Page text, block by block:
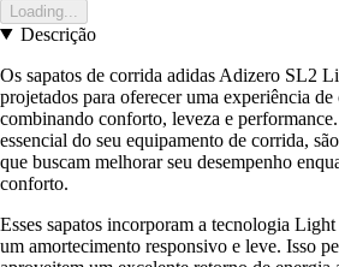
Loading...
Descrição
Os sapatos de corrida adidas Adizero SL2
projetados para oferecer uma experiência
combinando conforto, leveza e
essencial do seu equipamento de corrida,
que buscam melhorar seu desempenho
conforto.
Esses sapatos incorporam a tecnologia
um amortecimento responsivo e leve. Isso